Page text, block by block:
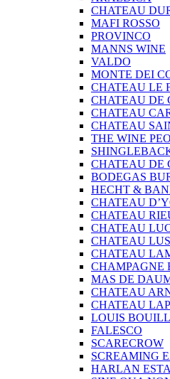
CHATEAU
MAFI ROSSO
PROVINCO
MANNS WINE
VALDO
MONTE DEI
CHATEAU LE
CHATEAU DE
CHATEAU
CHATEAU
THE WINE
CHATEAU DE
BODEGAS
HECHT &
CHATEAU
CHATEAU
CHATEAU
CHATEAU
CHATEAU
CHAMPAGNE
MAS DE
CHATEAU
CHATEAU
LOUIS
FALESCO
SCARECROW
SCREAMING
HARLAN